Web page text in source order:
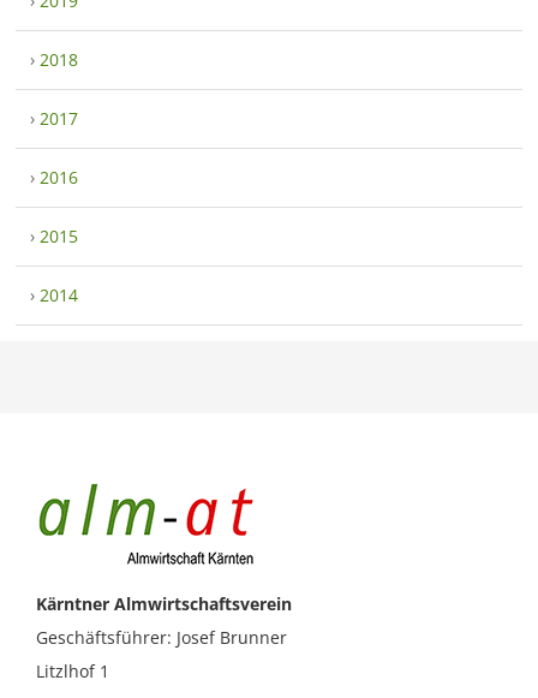
›2018
›2017
›2016
›2015
›2014
Kärntner Almwirtschaftsverein
Geschäftsführer: Josef Brunner
Litzlhof 1